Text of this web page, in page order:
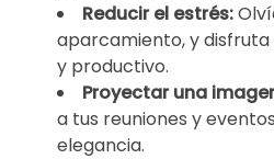
Reducir el estrés:
aparcamiento, y disfruta
y productivo.
Proyectar una
a tus reuniones y
elegancia.